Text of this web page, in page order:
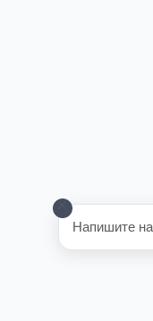
Напишите